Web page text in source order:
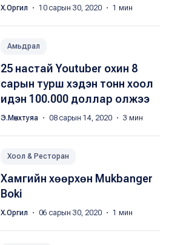
Х.Оргил ・ 10 сарын 30, 2020 ・ 1 мин
Амьдрал
25 настай Youtuber охин 8
сарын турш хэдэн тонн хоол
идэн 100.000 доллар олжээ
Э.Мөнхтуяа ・ 08 сарын 14, 2020 ・ 3 мин
Хоол & Ресторан
Хамгийн хөөрхөн Mukbanger
Boki
Х.Оргил ・ 06 сарын 30, 2020 ・ 1 мин